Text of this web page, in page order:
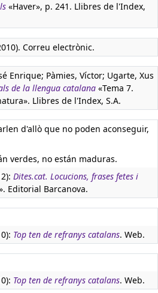
«Haver», p. 241. Llibres de l'Index,
Correu electrònic.
Enrique; Pàmies, Víctor; Ugarte, Xus
de la llengua catalana «Tema 7.
Llibres de l'Index, S.A.
d'allò que no poden aconseguir,
verdes, no están maduras.
Dites.cat. Locucions, frases fetes i
Editorial Barcanova.
Top ten de refranys catalans. Web.
Top ten de refranys catalans. Web.